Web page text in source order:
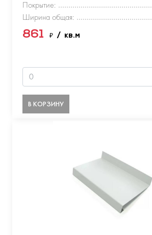
Покрытие:
Ширина общая:
861 ₽ / кв.м
В КОРЗИНУ